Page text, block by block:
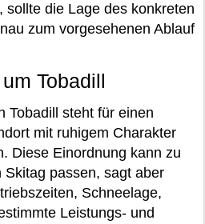
sollte die Lage des konkreten
zum vorgesehenen Ablauf
Tobadill
Tobadill steht für einen
mit ruhigem Charakter
Diese Einordnung kann zu
passen, sagt aber
Schneelage,
Leistungs- und